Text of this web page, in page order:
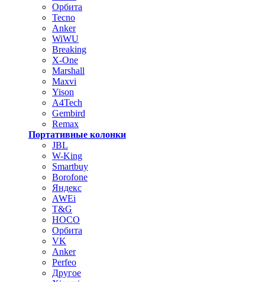
Орбита
Tecno
Anker
WiWU
Breaking
X-One
Marshall
Maxvi
Yison
A4Tech
Gembird
Remax
Портативные колонки
JBL
W-King
Smartbuy
Borofone
Яндекс
AWEi
T&G
HOCO
Орбита
VK
Anker
Perfeo
Другое